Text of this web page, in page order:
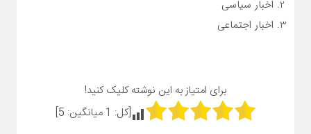
اخبار سیاسی
اخبار اجتماعی
برای امتیاز به این نوشته کلیک کنید!
[کل: 1 میانگین: 5
]